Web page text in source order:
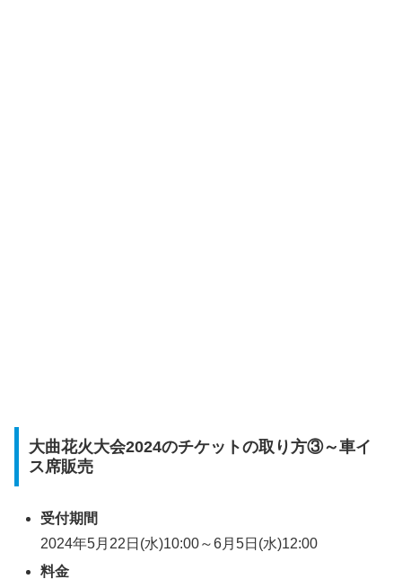
大曲花火大会2024のチケットの取り方③～車イ
ス席販売
受付期間
2024年5月22日(水)10:00～6月5日(水)12:00
料金